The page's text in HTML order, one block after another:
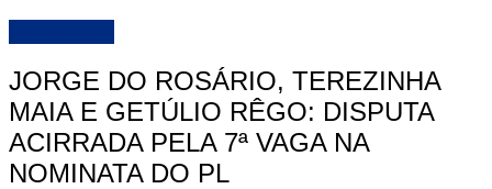
JORGE DO ROSÁRIO, TEREZINHA
MAIA E GETÚLIO RÊGO: DISPUTA
ACIRRADA PELA 7ª VAGA NA
NOMINATA DO PL